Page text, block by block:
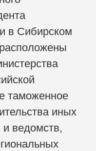
в Сибирском
таможенное
иных
ведомств,